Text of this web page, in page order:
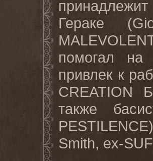
Гераке
помогал
привлек к
CREATION
также
Smith, ex-